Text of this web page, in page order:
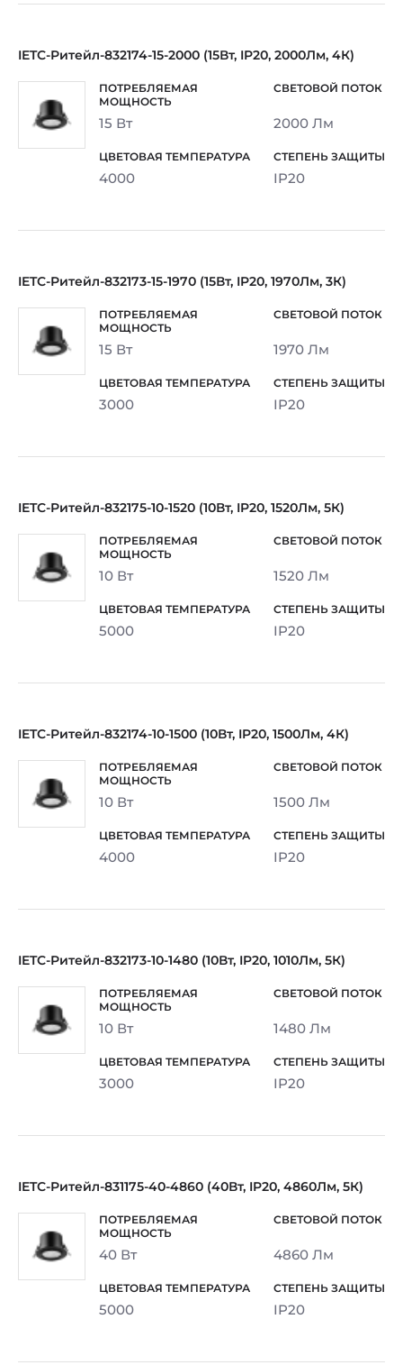
IETC-Ритейл-832174-15-2000 (15Вт, IP20, 2000Лм, 4К)
15 Вт 2000 Лм
4000 IP20
IETC-Ритейл-832173-15-1970 (15Вт, IP20, 1970Лм, 3К)
15 Вт 1970 Лм
3000 IP20
IETC-Ритейл-832175-10-1520 (10Вт, IP20, 1520Лм, 5К)
10 Вт 1520 Лм
5000 IP20
IETC-Ритейл-832174-10-1500 (10Вт, IP20, 1500Лм, 4К)
10 Вт 1500 Лм
4000 IP20
IETC-Ритейл-832173-10-1480 (10Вт, IP20, 1010Лм, 5К)
10 Вт 1480 Лм
3000 IP20
IETC-Ритейл-831175-40-4860 (40Вт, IP20, 4860Лм, 5К)
40 Вт 4860 Лм
5000 IP20